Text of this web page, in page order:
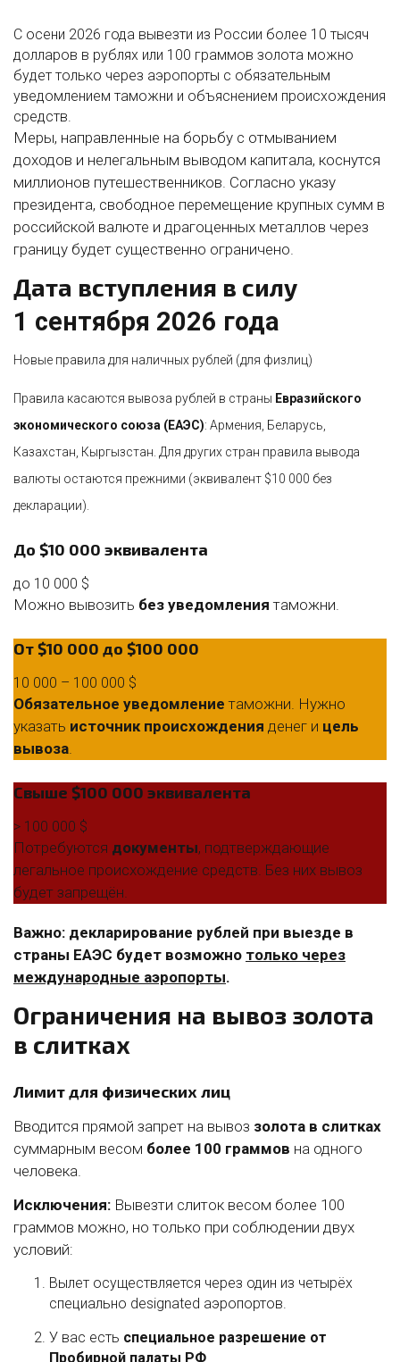
С осени 2026 года вывезти из России более 10 тысяч
долларов в рублях или 100 граммов золота можно
будет только через аэропорты с обязательным
уведомлением таможни и объяснением происхождения
средств.
Меры, направленные на борьбу с отмыванием
доходов и нелегальным выводом капитала, коснутся
миллионов путешественников. Согласно указу
президента, свободное перемещение крупных сумм в
российской валюте и драгоценных металлов через
границу будет существенно ограничено.
Дата вступления в силу
1 сентября 2026 года
Новые правила для наличных рублей (для физлиц)
Правила касаются вывоза рублей в страны Евразийского
экономического союза (ЕАЭС): Армения, Беларусь,
Казахстан, Кыргызстан. Для других стран правила вывода
валюты остаются прежними (эквивалент $10 000 без
декларации).
До $10 000 эквивалента
до 10 000 $
Можно вывозить без уведомления таможни.
От $10 000 до $100 000
10 000 – 100 000 $
Обязательное уведомление таможни. Нужно
указать источник происхождения денег и цель
вывоза.
Свыше $100 000 эквивалента
> 100 000 $
Потребуются документы, подтверждающие
легальное происхождение средств. Без них вывоз
будет запрещён.
Важно: декларирование рублей при выезде в
страны ЕАЭС будет возможно только через
международные аэропорты.
Ограничения на вывоз золота
в слитках
Лимит для физических лиц
Вводится прямой запрет на вывоз золота в слитках
суммарным весом более 100 граммов на одного
человека.
Исключения: Вывезти слиток весом более 100
граммов можно, но только при соблюдении двух
условий:
Вылет осуществляется через один из четырёх
специально designated аэропортов.
У вас есть специальное разрешение от
Пробирной палаты РФ